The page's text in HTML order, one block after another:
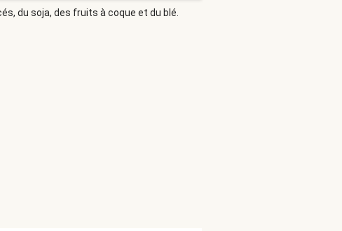
du soja, des fruits à coque et du blé.